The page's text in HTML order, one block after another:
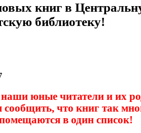
книг в
библиотеку!
наши юные читатели и их
что книг так
в один список!